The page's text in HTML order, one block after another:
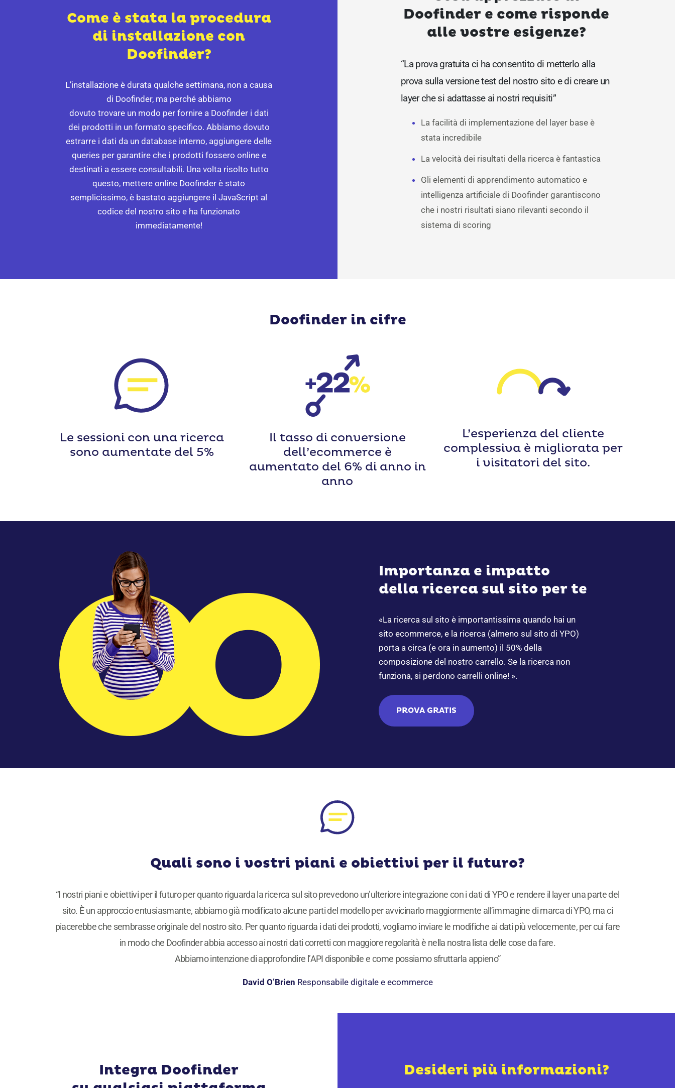
Come è stata la procedura
di installazione con
Doofinder?
L’installazione è durata qualche settimana, non a causa
di Doofinder, ma perché abbiamo
dovuto trovare un modo per fornire a Doofinder i dati
dei prodotti in un formato specifico. Abbiamo dovuto
estrarre i dati da un database interno, aggiungere delle
queries per garantire che i prodotti fossero online e
destinati a essere consultabili. Una volta risolto tutto
questo, mettere online Doofinder è stato
semplicissimo, è bastato aggiungere il JavaScript al
codice del nostro sito e ha funzionato
immediatamente!
Doofinder e come risponde
alle vostre esigenze?
“La prova gratuita ci ha consentito di metterlo alla
prova sulla versione test del nostro sito e di creare un
layer che si adattasse ai nostri requisiti”
La facilità di implementazione del layer base è
stata incredibile
La velocità dei risultati della ricerca è fantastica
Gli elementi di apprendimento automatico e
intelligenza artificiale di Doofinder garantiscono
che i nostri risultati siano rilevanti secondo il
sistema di scoring
Doofinder in cifre
Le sessioni con una ricerca
sono aumentate del 5%
Il tasso di conversione
dell’ecommerce è
aumentato del 6% di anno in
anno
L’esperienza del cliente
complessiva è migliorata per
i visitatori del sito.
Importanza e impatto
della ricerca sul sito per te
«La ricerca sul sito è importantissima quando hai un
sito ecommerce, e la ricerca (almeno sul sito di YPO)
porta a circa (e ora in aumento) il 50% della
composizione del nostro carrello. Se la ricerca non
funziona, si perdono carrelli online! ».
PROVA GRATIS
Quali sono i vostri piani e obiettivi per il futuro?
“I nostri piani e obiettivi per il futuro per quanto riguarda la ricerca sul sito prevedono un’ulteriore integrazione con i dati di YPO e rendere il layer una parte del
sito. È un approccio entusiasmante, abbiamo già modificato alcune parti del modello per avvicinarlo maggiormente all’immagine di marca di YPO, ma ci
piacerebbe che sembrasse originale del nostro sito. Per quanto riguarda i dati dei prodotti, vogliamo inviare le modifiche ai dati più velocemente, per cui fare
in modo che Doofinder abbia accesso ai nostri dati corretti con maggiore regolarità è nella nostra lista delle cose da fare.
Abbiamo intenzione di approfondire l’API disponibile e come possiamo sfruttarla appieno”
David O’Brien Responsabile digitale e ecommerce
Integra Doofinder
Desideri più informazioni?